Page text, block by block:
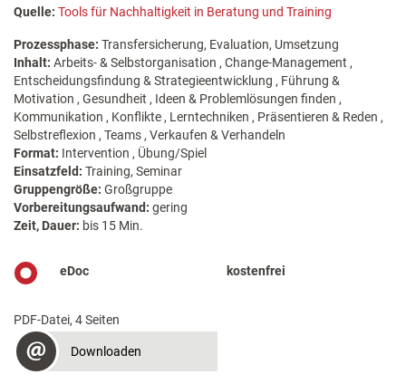
Quelle: Tools für Nachhaltigkeit in Beratung und Training
Prozessphase: Transfersicherung, Evaluation, Umsetzung
Inhalt: Arbeits- & Selbstorganisation , Change-Management ,
Entscheidungsfindung & Strategieentwicklung , Führung &
Motivation , Gesundheit , Ideen & Problemlösungen finden ,
Kommunikation , Konflikte , Lerntechniken , Präsentieren & Reden ,
Selbstreflexion , Teams , Verkaufen & Verhandeln
Format: Intervention , Übung/Spiel
Einsatzfeld: Training, Seminar
Gruppengröße: Großgruppe
Vorbereitungsaufwand: gering
Zeit, Dauer: bis 15 Min.
eDoc kostenfrei
PDF-Datei, 4 Seiten
Downloaden